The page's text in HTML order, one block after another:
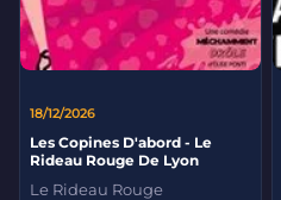
18/12/2026
Les Copines D'abord - Le
Rideau Rouge De Lyon
Le Rideau Rouge